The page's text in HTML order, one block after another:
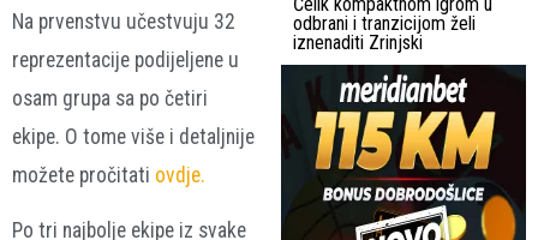
Na prvenstvu učestvuju 32
reprezentacije podijeljene u
osam grupa sa po četiri
ekipe. O tome više i detaljnije
možete pročitati ovdje.
Po tri najbolje ekipe iz svake
odbrani i tranzicijom želi
iznenaditi Zrinjski